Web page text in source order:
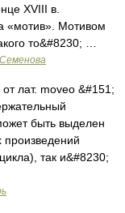
XVIII в.
«мотив». Мотивом
то&#8230; …
лат. moveo &#151;
быть выделен
произведений
так и&#8230;